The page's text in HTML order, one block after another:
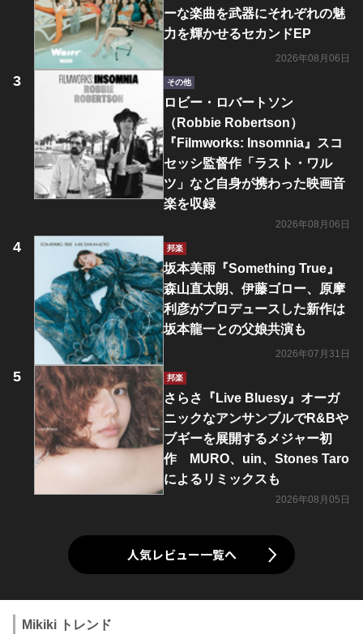
ーな楽曲を武器にそれぞれの魅
力を輝かせるセカンドEP
2026年08月06日
その他
ロビー・ロバートソン
（Robbie Robertson）
『Filmworks: Insomnia』スコ
セッシ監督作「ラスト・ワル
ツ」など自身が携わった映画音
楽を収録
2026年08月06日
邦楽
坂本美雨『Something True』
森山直太朗、伊藤ゴロー、原摩
利彦がプロデュースした新作は
坂本龍一との父娘共演も
2026年07月31日
邦楽
さらさ『Live Bluesy』オーガ
ニックなアンサンブルでR&Bや
ブギーを展開するメジャー初
作 MURO、uin、Stones Taro
によるリミックスも
2026年08月05日
人気レビュー一覧へ
Mikiki トレンド